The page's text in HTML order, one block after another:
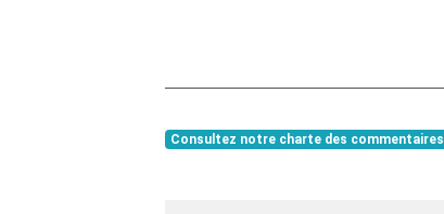
Consultez notre charte des commentaires